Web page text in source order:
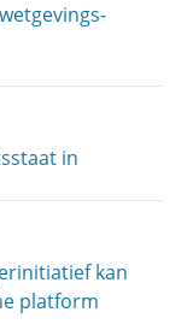
in
kan
platform